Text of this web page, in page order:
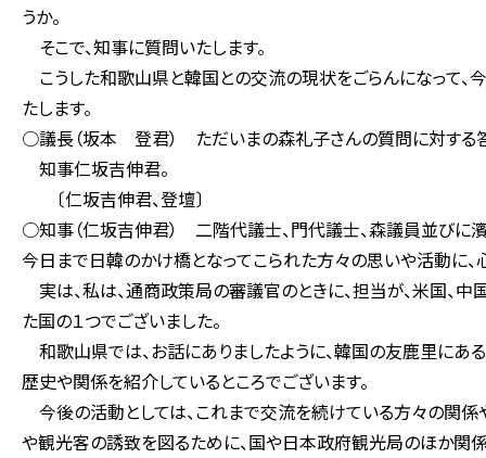
うか。
そこで、知事に質問いたします。
こうした和歌山県と韓国との交流の現状をごらんになって、
たします。
○議長（坂本 登君） ただいまの森礼子さんの質問に対する
知事仁坂吉伸君。
〔仁坂吉伸君、登壇〕
○知事（仁坂吉伸君） 二階代議士、門代議士、森議員並びに
今日まで日韓のかけ橋となってこられた方々の思いや活動に、
実は、私は、通商政策局の審議官のときに、担当が、米国、
た国の１つでございました。
和歌山県では、お話にありましたように、韓国の友鹿里に
歴史や関係を紹介しているところでございます。
今後の活動としては、これまで交流を続けている方々の関
や観光客の誘致を図るために、国や日本政府観光局のほか関